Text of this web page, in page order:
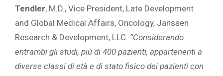
Tendler, M.D., Vice President, Late Development
and Global Medical Affairs, Oncology, Janssen
Research & Development, LLC. “Considerando
entrambi gli studi, più di 400 pazienti, appartenenti a
diverse classi di età e di stato fisico dei pazienti con